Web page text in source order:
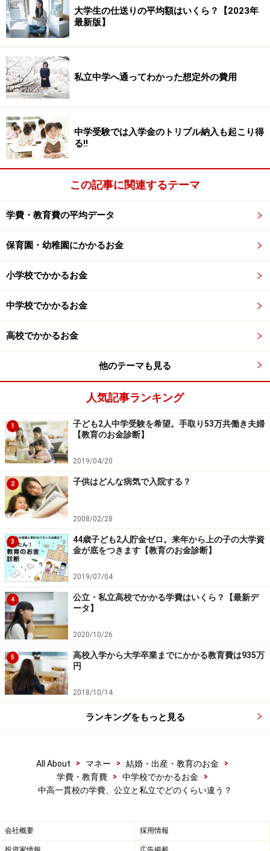
・都立A中学・高校の学費の目安
・入学時（制服等）：約6.6万円
・積立金：約58.5万円
・牛乳給食費・生徒会費等：約5.5万円
・給食費：約15.4万円
＜高校3年間にかかる費用＞合計約65.5万円
・進級費：約0.6万円
・授業料：約35.6万円（就学支援金に認定されると無
・積立金：20万円
・生徒会費等：約2.5万円
・教科書・補助教材費：約6.8万円
・都立B中学・高校の学費の目安
・入学時（制服・教材費等）：約14万円
・給食費：約16.7万円
・生徒会費等：約1.3万円
＜高校3年間にかかる費用＞合計約72万円～76万円
・入学時（教科書等）：約6.7万円～9.6万円（女子のみ
制服の一部の購入要）
・授業料：約35.6万円（就学支援金に認定されると無
料）
・生徒会費等：約2.2万円
・積立金：約28.2万円
同じ東京都内の公立中高一貫校でも、A学校は6年間の合
計が約152万円であるのに対し、B校は約170万円と異な
ることがわかります。また、全国の公立中学・高校それ
ぞれの平均教育費と比べると少し高めではありますが、
やはり私立の3分の1程度で済みます。
学校外にかかるお金（塾代・習い事等代）
の違い
子どもにかかる教育費には、学校教育費以外の塾代や習
い事代なども大きくウエイトを占め、この学校外教育費
について見ていきましょう。
学校外活動費は中高合わせて6年間で30万円ほどの差
この学校外活動費のデータには、一般の公立中学に通う
も入っています。しかし公立中高一貫校に通った場合で
も、補習塾や大学受験対策塾へ、中学時代から通う子ど
大学生の仕送りの平均額はいくら？【2023年
最新版】
私立中学へ通ってわかった想定外の費用
中学受験では入学金のトリプル納入も起こり得
る!!
この記事に関連するテーマ
学費・教育費の平均データ
保育園・幼稚園にかかるお金
小学校でかかるお金
中学校でかかるお金
高校でかかるお金
他のテーマも見る
人気記事ランキング
1
子ども2人中学受験を希望。手取り53万共働き夫婦
【教育のお金診断】
2019/04/20
2 子供はどんな病気で入院する？
2008/02/28
3
44歳子ども2人貯金ゼロ。来年から上の子の大学資
金が底をつきます【教育のお金診断】
2019/07/04
4
公立・私立高校でかかる学費はいくら？【最新デ
ータ】
2020/10/26
5
高校入学から大学卒業までにかかる教育費は935万
円
2018/10/14
ランキングをもっと見る
All About > マネー > 結婚・出産・教育のお金
>
学費・教育費
> 中学校でかかるお金
>
中高一貫校の学費、公立と私立でどのくらい違う？
会社概要 採用情報